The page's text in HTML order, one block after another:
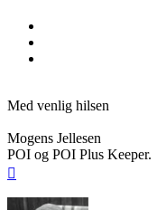
Med venlig hilsen
Mogens Jellesen
POI og POI Plus Keeper.